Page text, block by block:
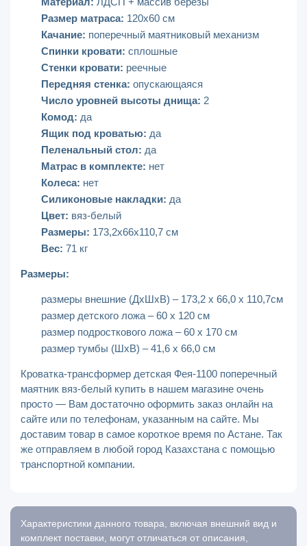
Размер матраса: 120x60 см
Качание: поперечный маятниковый механизм
Спинки кровати: сплошные
Стенки кровати: реечные
Передняя стенка: опускающаяся
Число уровней высоты днища: 2
Комод: да
Ящик под кроватью: да
Пеленальный стол: да
Матрас в комплекте: нет
Колеса: нет
Силиконовые накладки: да
Цвет: вяз-белый
Размеры: 173,2х66х110,7 см
Вес: 71 кг
Размеры:
размеры внешние (ДхШхВ) – 173,2 х 66,0 х 110,7см
размер детского ложа – 60 х 120 см
размер подросткового ложа – 60 х 170 см
размер тумбы (ШхВ) – 41,6 х 66,0 см
Кроватка-трансформер детская Фея-1100 поперечный
маятник вяз-белый купить в нашем магазине очень
просто — Вам достаточно оформить заказ онлайн на
сайте или по телефонам, указанным на сайте. Мы
доставим товар в самое короткое время по Астане. Так
же отправляем в любой город Казахстана с помощью
транспортной компании.
Характеристики данного товара, включая внешний вид и
комплект поставки, могут отличаться от описания,